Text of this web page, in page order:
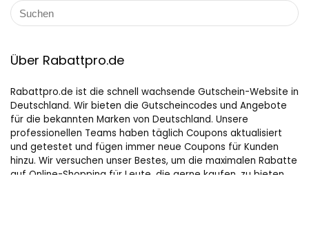
Über Rabattpro.de
Rabattpro.de ist die schnell wachsende Gutschein-Website in
Deutschland. Wir bieten die Gutscheincodes und Angebote
für die bekannten Marken von Deutschland. Unsere
professionellen Teams haben täglich Coupons aktualisiert
und getestet und fügen immer neue Coupons für Kunden
hinzu. Wir versuchen unser Bestes, um die maximalen Rabatte
auf Online-Shopping für Leute, die gerne kaufen, zu bieten.